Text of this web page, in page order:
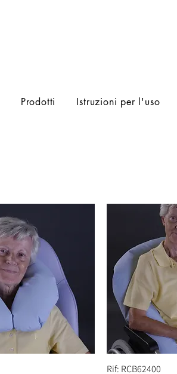
Prodotti Istruzioni per l'uso
Rif: RCB62400